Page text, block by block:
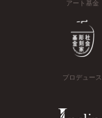
アート基金
プロデュース